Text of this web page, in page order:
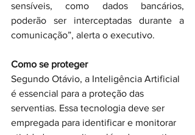
sensíveis, como dados bancários,
poderão ser interceptadas durante a
comunicação”, alerta o executivo.
Como se proteger
Segundo Otávio, a Inteligência Artificial
é essencial para a proteção das
serventias. Essa tecnologia deve ser
empregada para identificar e monitorar